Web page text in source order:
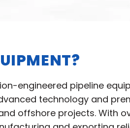
engineered pipeline
technology and
offshore projects. With